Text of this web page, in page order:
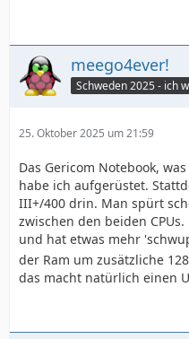
meego4ever!
25. Oktober 2025 um 21:59
Das Gericom Notebook,
habe ich aufgerüstet.
III+/400 drin. Man spürt
zwischen den beiden
und hat etwas mehr
der Ram um zusätzliche
das macht natürlich einen